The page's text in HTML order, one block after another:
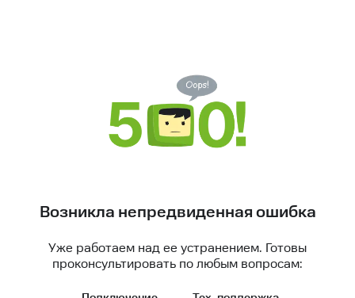
Возникла непредвиденная ошибка
Уже работаем над ее устранением. Готовы
проконсультировать по любым вопросам: